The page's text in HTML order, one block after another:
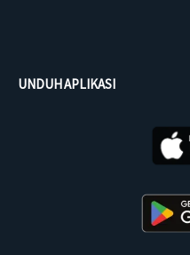
UNDUH APLIKASI